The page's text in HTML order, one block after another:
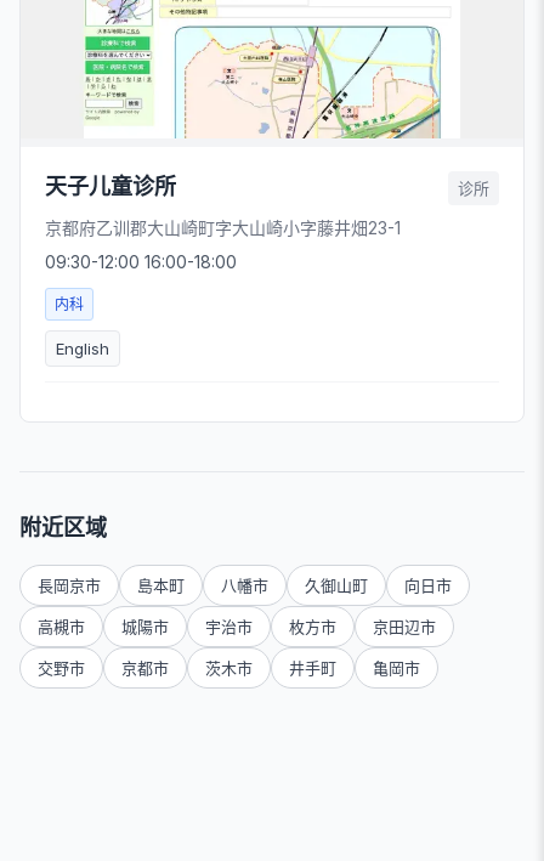
天子儿童诊所 诊所
京都府乙训郡大山崎町字大山崎小字藤井畑23-1
09:30-12:00 16:00-18:00
内科
English
附近区域
長岡京市 島本町 八幡市 久御山町 向日市
高槻市 城陽市 宇治市 枚方市 京田辺市
交野市 京都市 茨木市 井手町 亀岡市